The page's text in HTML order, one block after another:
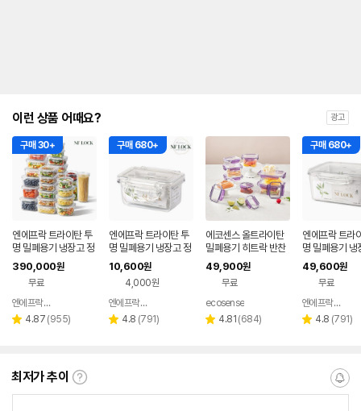
이런 상품 어때요? 광고
구매 30+
엔에프락 트라이탄 투
명 밀폐용기 냉장고 정
리 보관 반찬통 세트 모
음전 20종, 프리미엄
풀세트 30개, 1세트
390,000원
무료
페이
엔에프락 공식 온라인스토어
별 4.87 리
(955)
구매 680+
엔에프락 트라이탄 투
명 밀폐용기 냉장고 정
리 보관 반찬통 직사각
모음전 220ml, 1개
10,600원
4,000원
엔에프락 공식 온라인스토어
별 4.8 리
(791)
에코센스 올트라이탄
밀폐용기 히트락 반찬
통 세트 10종 냉장 냉
동 보관용기
49,900원
무료
ecosense
별 4.81 리
(684)
구매 680+
엔에프락 트라
명 밀폐용기 냉
리 보관 반찬통
모음전 5L, 1개
49,600원
무료
엔에프락 공식 온라인스토어
별 4.8 리
(791)
최저가 추이
최
알